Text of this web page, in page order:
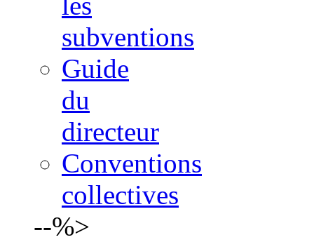
subventions
Guide
du
directeur
Conventions
collectives
--%>